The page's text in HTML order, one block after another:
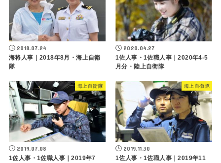
2018.07.24
海将人事｜2018年8月・海上自衛
隊
2020.04.27
1佐人事・1佐職人事｜2020年4-5
月分・陸上自衛隊
海上自衛隊
2019.07.08
1佐人事・1佐職人事｜2019年7
海上自衛隊
2019.11.30
1佐人事・1佐職人事｜2019年11